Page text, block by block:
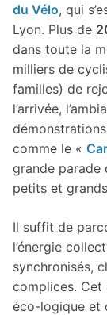
du Vélo, qui
Lyon. Plus de
dans toute la
milliers de
familles) de
l’arrivée,
comme le «
grande parade
petits et
Il suffit de
l’énergie
synchronisés,
complices. Cet
éco-logique et